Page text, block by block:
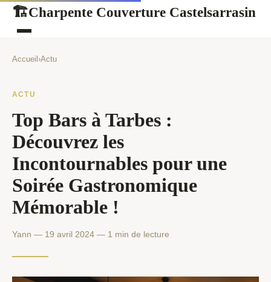
🏗Charpente Couverture Castelsarrasin
Accueil ›Actu
ACTU
Top Bars à Tarbes :
Découvrez les
Incontournables pour une
Soirée Gastronomique
Mémorable !
Yann — 19 avril 2024 — 1 min de lecture